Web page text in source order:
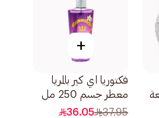
+
فكتوريا اي كير بالمريا
معطر جسم 250 مل
37.95
36.05